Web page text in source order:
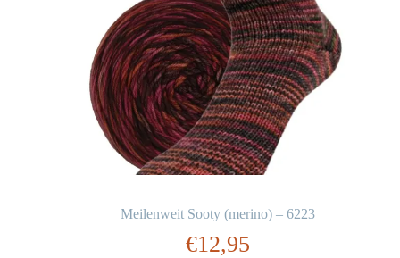
Meilenweit Sooty (merino) – 6223
€12,95